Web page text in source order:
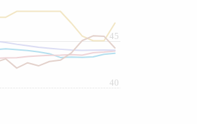
40
45